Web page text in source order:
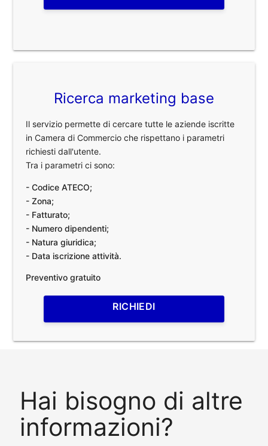
Ricerca marketing base
Il servizio permette di cercare tutte le aziende iscritte
in Camera di Commercio che rispettano i parametri
richiesti dall'utente.
Tra i parametri ci sono:
- Codice ATECO;
- Zona;
- Fatturato;
- Numero dipendenti;
- Natura giuridica;
- Data iscrizione attività.
Preventivo gratuito
RICHIEDI
Hai bisogno di altre
informazioni?